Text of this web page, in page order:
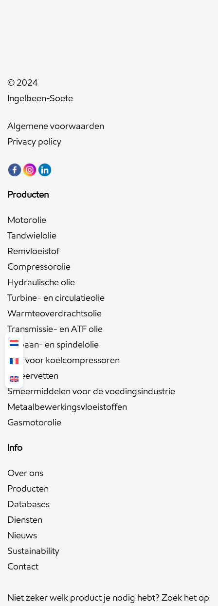
© 2024
Ingelbeen-Soete
Algemene voorwaarden
Privacy policy
Producten
Motorolie
Tandwielolie
Remvloeistof
Compressorolie
Hydraulische olie
Turbine- en circulatieolie
Warmteoverdrachtsolie
Transmissie- en ATF olie
Leibaan- en spindelolie
Olie voor koelcompressoren
Smeervetten
Smeermiddelen voor de voedingsindustrie
Metaalbewerkingsvloeistoffen
Gasmotorolie
Info
Over ons
Producten
Databases
Diensten
Nieuws
Sustainability
Contact
Niet zeker welk product je nodig hebt? Zoek het op